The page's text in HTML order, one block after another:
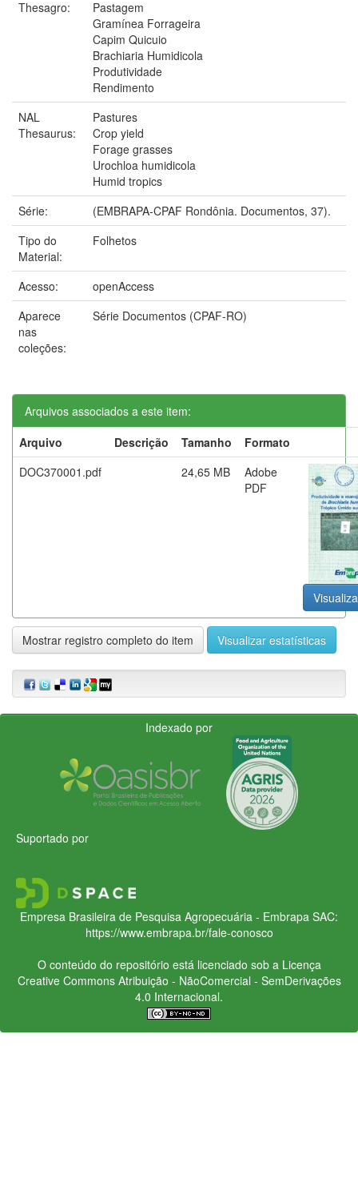
Thesagro:
Pastagem
Gramínea Forrageira
Capim Quicuio
Brachiaria Humidicola
Produtividade
Rendimento
NAL
Thesaurus:
Pastures
Crop yield
Forage grasses
Urochloa humidicola
Humid tropics
Série:
(EMBRAPA-CPAF Rondônia. Documentos, 37).
Tipo do
Material:
Folhetos
Acesso:
openAccess
Aparece
nas
coleções:
Série Documentos (CPAF-RO)
Arquivos associados a este item:
Arquivo
Descrição Tamanho
Formato
DOC370001.pdf
24,65 MB
Adobe
PDF
Mostrar registro completo do item Visualizar estatísticas
Indexado por
Suportado por
Empresa Brasileira de Pesquisa Agropecuária - Embrapa SAC:
https://www.embrapa.br/fale-conosco
O conteúdo do repositório está licenciado sob a Licença
Creative CommonsAtribuição - NãoComercial - SemDerivações
4.0 Internacional.